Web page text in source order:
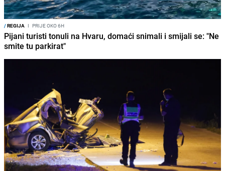
/REGIJA I PRIJE OKO 6H
Pijani turisti tonuli na Hvaru, domaći snimali i smijali se: "Ne
smite tu parkirat"